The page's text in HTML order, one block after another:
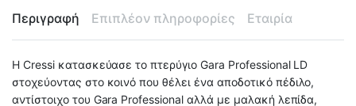
Περιγραφή Επιπλέον πληροφορίες Εταιρία
Η Cressi κατασκεύασε το πτερύγιο Gara Professional LD
στοχεύοντας στο κοινό που θέλει ένα αποδοτικό πέδιλο,
αντίστοιχο του Gara Professional αλλά με μαλακή λεπίδα,